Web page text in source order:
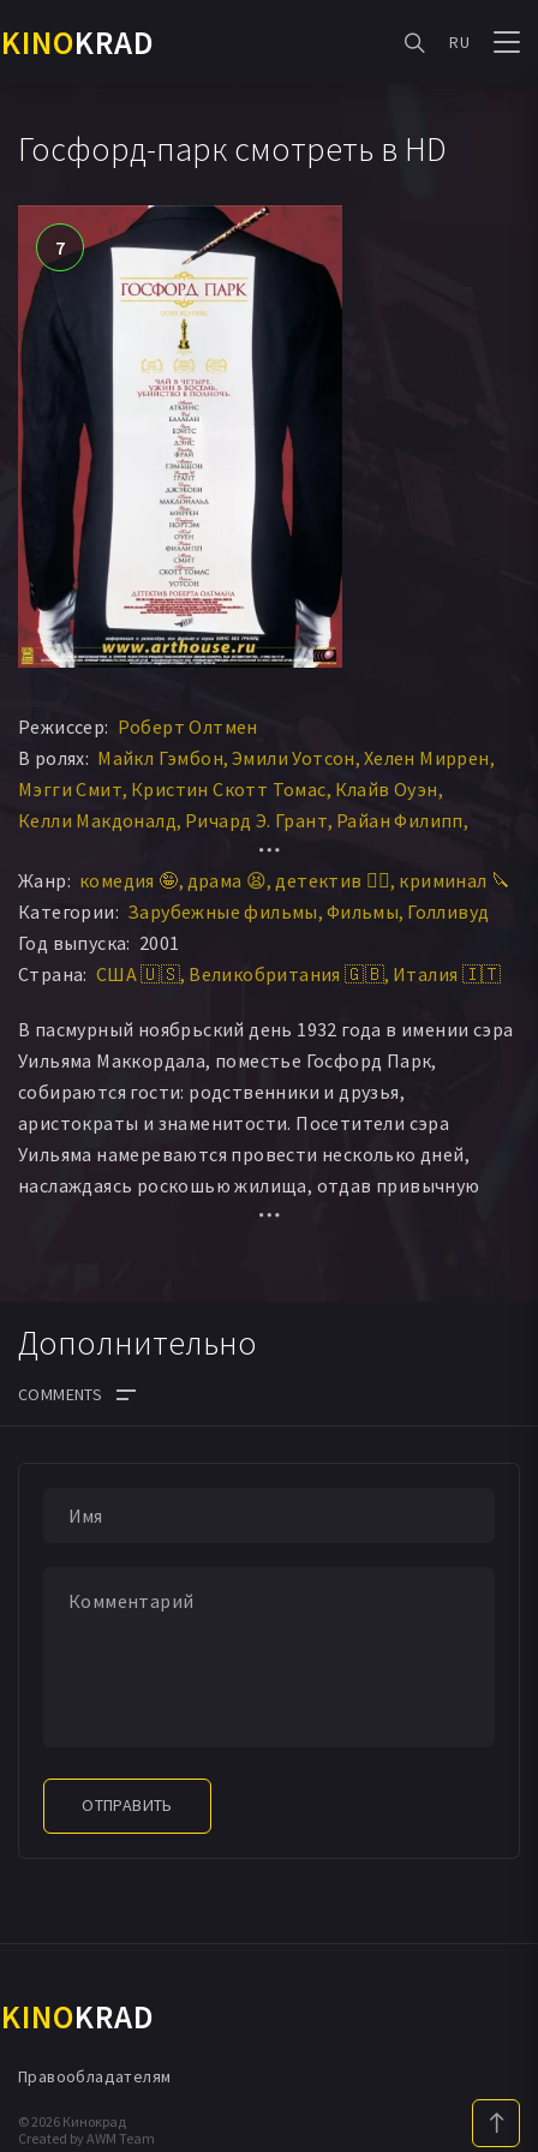
KINOKRAD RU
Госфорд-парк смотреть в HD
7
Режиссер: Роберт Олтмен
В ролях: Майкл Гэмбон Эмили Уотсон Хелен Миррен
Мэгги Смит Кристин Скотт Томас Клайв Оуэн
Келли Макдоналд Ричард Э. Грант Райан Филипп
Жанр: комедия 🤪 драма 😫 детектив 🕵️‍♂️ криминал 🔪
Категории: Зарубежные фильмы Фильмы Голливуд
Год выпуска: 2001
Страна: США 🇺🇸 Великобритания 🇬🇧 Италия 🇮🇹
В пасмурный ноябрьский день 1932 года в имении сэра
Уильяма Маккордала, поместье Госфорд Парк,
собираются гости: родственники и друзья,
аристократы и знаменитости. Посетители сэра
Уильяма намереваются провести несколько дней,
наслаждаясь роскошью жилища, отдав привычную
дань изысканному чревоугодию и великосветским
празднику беспечных прожигателей жизни. Но
неприятное, кто-то поспособствовал его
Дополнительно
ОТПРАВИТЬ
KINOKRAD
© 2026 Кинокрад
Created by AWM Team
Правообладателям